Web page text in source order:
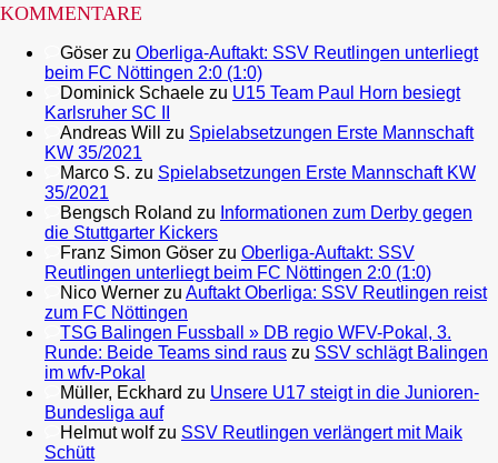
KOMMENTARE
Göser zu Oberliga-Auftakt: SSV Reutlingen unterliegt
beim FC Nöttingen 2:0 (1:0)
Dominick Schaele zu U15 Team Paul Horn besiegt
Karlsruher SC II
Andreas Will
zu Spielabsetzungen Erste Mannschaft
KW 35/2021
Marco S. zu Spielabsetzungen Erste Mannschaft KW
35/2021
Bengsch Roland zu Informationen zum Derby gegen
die Stuttgarter Kickers
Franz Simon Göser zu Oberliga-Auftakt: SSV
Reutlingen unterliegt beim FC Nöttingen 2:0 (1:0)
Nico Werner zu Auftakt Oberliga: SSV Reutlingen reist
zum FC Nöttingen
TSG Balingen Fussball » DB regio WFV-Pokal, 3.
Runde: Beide Teams sind raus zu SSV schlägt Balingen
im wfv-Pokal
Müller, Eckhard zu Unsere U17 steigt in die Junioren-
Bundesliga auf
Helmut wolfzu SSV Reutlingen verlängert mit Maik
Schütt